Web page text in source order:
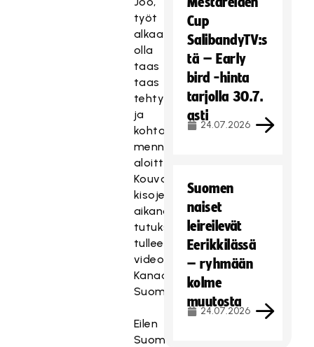
työt
alkaa
olla
taas
taas
tehty
ja
kohta
mennään,
aloittaa
Kouvalainen
kisojen
aikana
tutuksi
tulleen
videopuhelun
Kanadasta
Suomeen.
Eilen
Suomelle
Cup
SalibandyTV:s
tä – Early
bird -hinta
tarjolla 30.7.
asti
24.07.2026
Suomen
naiset
leireilevät
Eerikkilässä
– ryhmään
kolme
muutosta
24.07.2026